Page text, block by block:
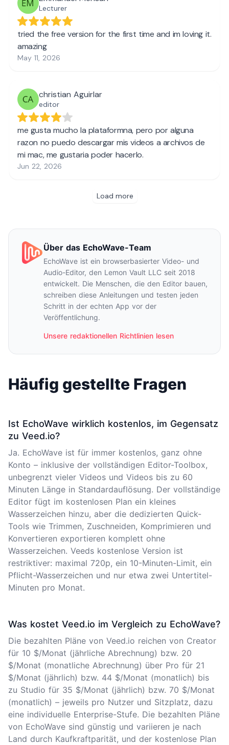
Über das EchoWave-Team
EchoWave ist ein browserbasierter Video- und
Audio-Editor, den Lemon Vault LLC seit 2018
entwickelt. Die Menschen, die den Editor bauen,
schreiben diese Anleitungen und testen jeden
Schritt in der echten App vor der
Veröffentlichung.
Unsere redaktionellen Richtlinien lesen
Häufig gestellte Fragen
Ist EchoWave wirklich kostenlos, im Gegensatz
zu Veed.io?
Ja. EchoWave ist für immer kostenlos, ganz ohne
Konto – inklusive der vollständigen Editor-Toolbox,
unbegrenzt vieler Videos und Videos bis zu 60
Minuten Länge in Standardauflösung. Der vollständige
Editor fügt im kostenlosen Plan ein kleines
Wasserzeichen hinzu, aber die dedizierten Quick-
Tools wie Trimmen, Zuschneiden, Komprimieren und
Konvertieren exportieren komplett ohne
Wasserzeichen. Veeds kostenlose Version ist
restriktiver: maximal 720p, ein 10-Minuten-Limit, ein
Pflicht-Wasserzeichen und nur etwa zwei Untertitel-
Minuten pro Monat.
Was kostet Veed.io im Vergleich zu EchoWave?
Die bezahlten Pläne von Veed.io reichen von Creator
für 10 $/Monat (jährliche Abrechnung) bzw. 20
$/Monat (monatliche Abrechnung) über Pro für 21
$/Monat (jährlich) bzw. 44 $/Monat (monatlich) bis
zu Studio für 35 $/Monat (jährlich) bzw. 70 $/Monat
(monatlich) – jeweils pro Nutzer und Sitzplatz, dazu
eine individuelle Enterprise-Stufe. Die bezahlten Pläne
von EchoWave sind günstig und variieren je nach
Land durch Kaufkraftparität, und der kostenlose Plan